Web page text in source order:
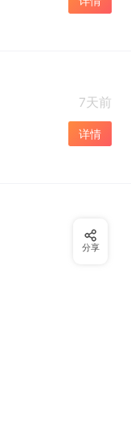
7天前
详情
分享